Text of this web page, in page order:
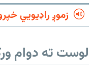
زموږ راډیويي
لوست ته دوام